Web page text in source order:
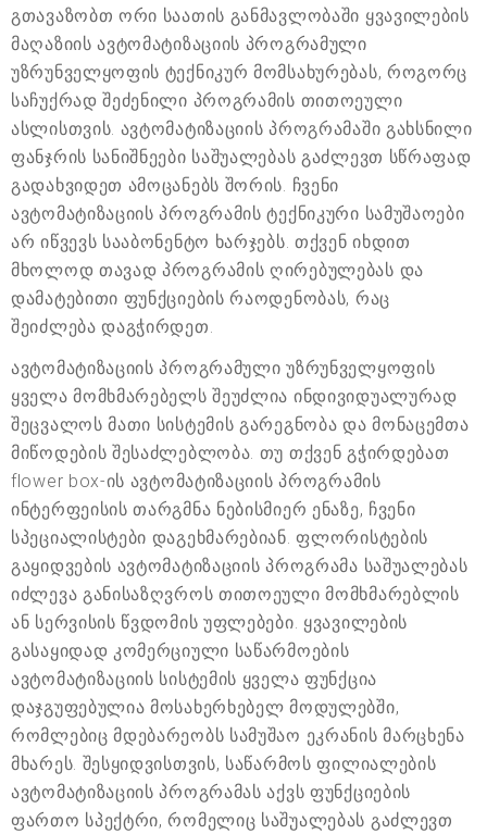
გთავაზობთ ორი საათის განმავლობაში ყვავილების
მაღაზიის ავტომატიზაციის პროგრამული
უზრუნველყოფის ტექნიკურ მომსახურებას, როგორც
საჩუქრად შეძენილი პროგრამის თითოეული
ასლისთვის. ავტომატიზაციის პროგრამაში გახსნილი
ფანჯრის სანიშნეები საშუალებას გაძლევთ სწრაფად
გადახვიდეთ ამოცანებს შორის. ჩვენი
ავტომატიზაციის პროგრამის ტექნიკური სამუშაოები
არ იწვევს სააბონენტო ხარჯებს. თქვენ იხდით
მხოლოდ თავად პროგრამის ღირებულებას და
დამატებითი ფუნქციების რაოდენობას, რაც
შეიძლება დაგჭირდეთ.
ავტომატიზაციის პროგრამული უზრუნველყოფის
ყველა მომხმარებელს შეუძლია ინდივიდუალურად
შეცვალოს მათი სისტემის გარეგნობა და მონაცემთა
მიწოდების შესაძლებლობა. თუ თქვენ გჭირდებათ
flower box-ის ავტომატიზაციის პროგრამის
ინტერფეისის თარგმნა ნებისმიერ ენაზე, ჩვენი
სპეციალისტები დაგეხმარებიან. ფლორისტების
გაყიდვების ავტომატიზაციის პროგრამა საშუალებას
იძლევა განისაზღვროს თითოეული მომხმარებლის
ან სერვისის წვდომის უფლებები. ყვავილების
გასაყიდად კომერციული საწარმოების
ავტომატიზაციის სისტემის ყველა ფუნქცია
დაჯგუფებულია მოსახერხებელ მოდულებში,
რომლებიც მდებარეობს სამუშაო ეკრანის მარცხენა
მხარეს. შესყიდვისთვის, საწარმოს ფილიალების
ავტომატიზაციის პროგრამას აქვს ფუნქციების
ფართო სპექტრი, რომელიც საშუალებას გაძლევთ